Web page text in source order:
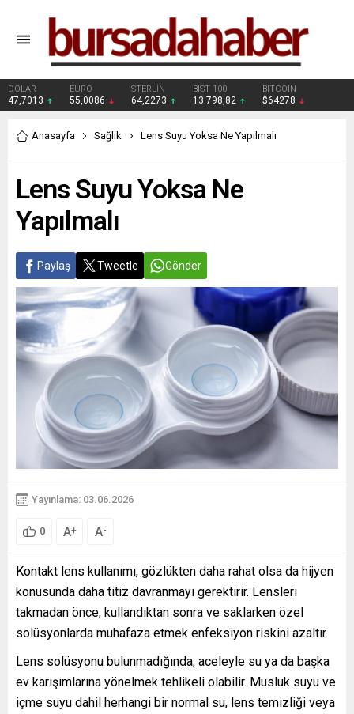
DOLAR
47,7013
EURO
55,0086
STERLİN
64,2273
BIST 100
13.798,82
BITCOIN
$64278
Anasayfa Sağlık Lens Suyu Yoksa Ne Yapılmalı
Lens Suyu Yoksa Ne
Yapılmalı
Paylaş Tweetle Gönder
Yayınlama: 03.06.2026
0 A+ A-
Kontakt lens kullanımı, gözlükten daha rahat olsa da hijyen
konusunda daha titiz davranmayı gerektirir. Lensleri
takmadan önce, kullandıktan sonra ve saklarken özel
solüsyonlarda muhafaza etmek enfeksiyon riskini azaltır.
Lens solüsyonu bulunmadığında, aceleyle su ya da başka
ev karışımlarına yönelmek tehlikeli olabilir. Musluk suyu ve
içme suyu dahil herhangi bir normal su, lens temizliği veya